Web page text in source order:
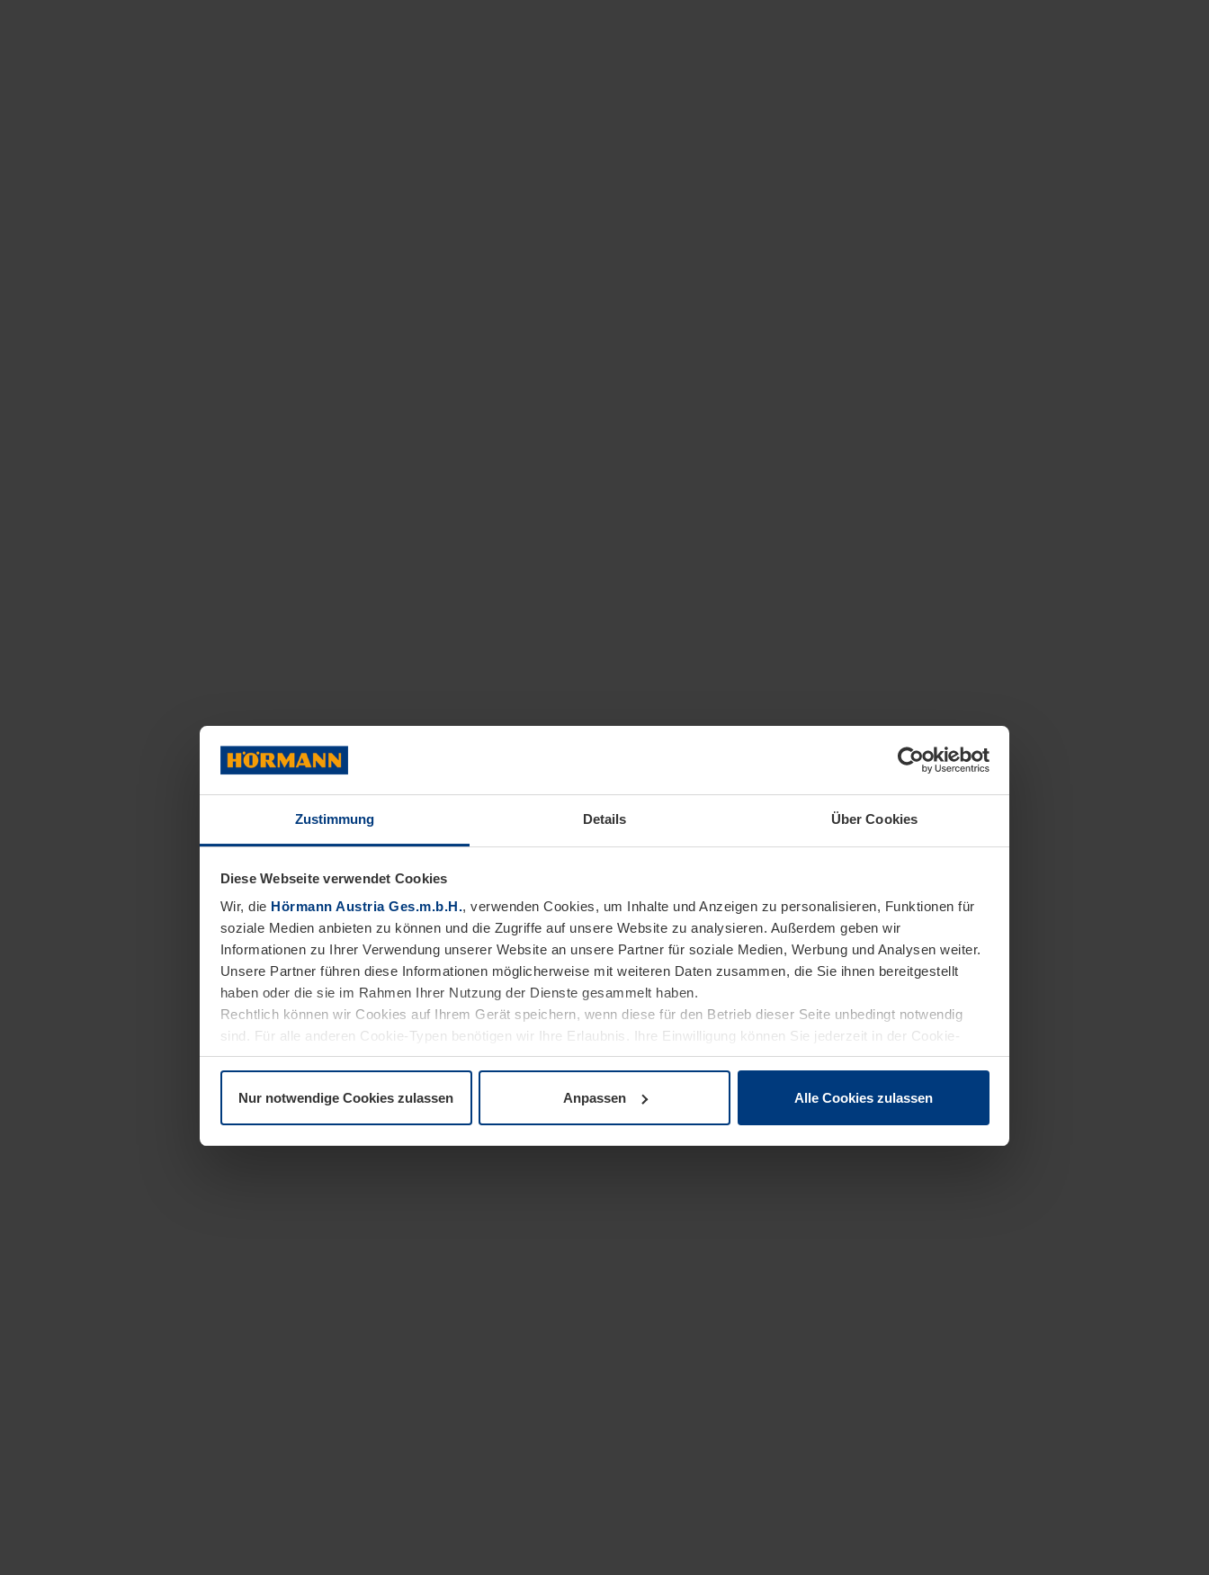
Zustimmung Details Über Cookies
Diese Webseite verwendet Cookies
Wir, die Hörmann Austria Ges.m.b.H., verwenden Cookies, um Inhalte und Anzeigen zu personalisieren, Funktionen für
soziale Medien anbieten zu können und die Zugriffe auf unsere Website zu analysieren. Außerdem geben wir
Informationen zu Ihrer Verwendung unserer Website an unsere Partner für soziale Medien, Werbung und Analysen weiter.
Unsere Partner führen diese Informationen möglicherweise mit weiteren Daten zusammen, die Sie ihnen bereitgestellt
haben oder die sie im Rahmen Ihrer Nutzung der Dienste gesammelt haben.
Rechtlich können wir Cookies auf Ihrem Gerät speichern, wenn diese für den Betrieb dieser Seite unbedingt notwendig
sind. Für alle anderen Cookie-Typen benötigen wir Ihre Erlaubnis. Ihre Einwilligung können Sie jederzeit in der Cookie-
Erläuterung auf der SeiteDatenschutzerklärungunserer Website ändern oder widerrufen.
Nur notwendige Cookies zulassen Anpassen Alle Cookies zulassen